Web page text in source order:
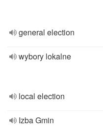
general election
wybory lokalne
local election
Izba Gmin